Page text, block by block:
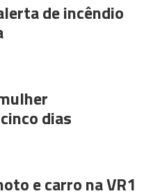
de incêndio
dias
e carro na VR1